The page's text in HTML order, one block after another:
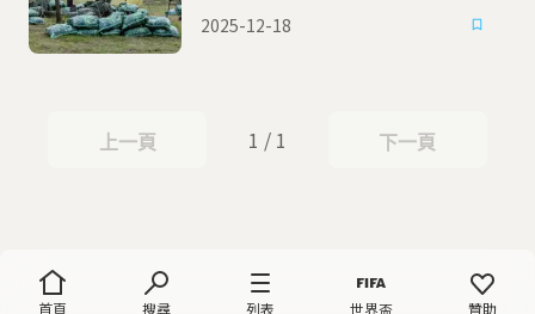
首頁 搜尋 列表 世界盃 贊助
2025-12-18
上一頁
上一頁 1 / 1 下一頁
下一頁